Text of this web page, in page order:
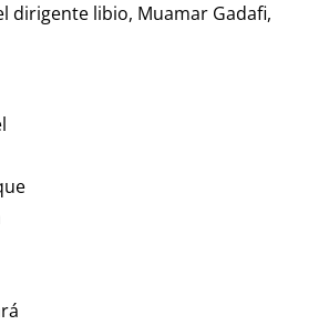
dirigente libio, Muamar Gadafi,